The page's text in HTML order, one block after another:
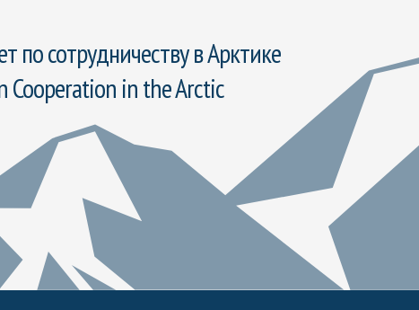
сотрудничеству в Арктике
in the Arctic